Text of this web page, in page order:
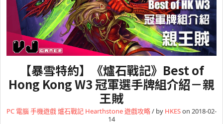
【暴雪特約】《爐石戰記》Best of
Hong Kong W3 冠軍選手牌組介紹－親
王賊
PC 電腦手機遊戲爐石戰記 Hearthstone遊戲攻略/ by HKESon 2018-02-
14